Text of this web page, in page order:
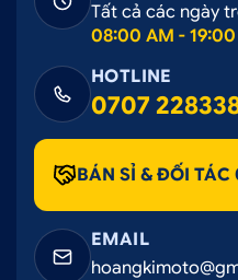
Tất cả các ngày
08:00 AM - 19:00
HOTLINE
0707
BÁN SỈ & ĐỐI
EMAIL